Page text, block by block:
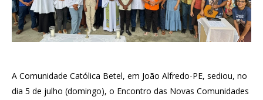
A Comunidade Católica Betel, em João Alfredo-PE, sediou, no
dia 5 de julho (domingo), o Encontro das Novas Comunidades